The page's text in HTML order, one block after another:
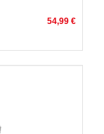
54,99 €